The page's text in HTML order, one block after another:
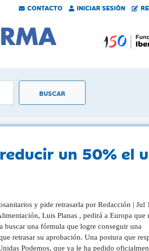
CONTACTO INICIAR SESIÓN
un 50% el
y pide retrasarla por Redacción | Jul
Luis Planas , pedirá a Europa que
buscar una fórmula que logre conseguir una
retrasar su aprobación. Una postura que
Podemos, que ya le ha pedido